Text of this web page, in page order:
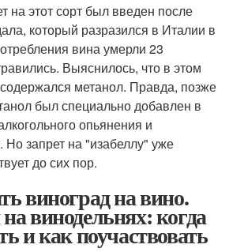
на этот сорт был введен после
который разразился в Италии в
вина умерли 23
Выяснилось, что в этом
метанол. Правда, позже
был специально добавлен в
опьянения и
запрет на "изабеллу" уже
до сих пор.
виноград на вино.
винодельнях: когда
и как поучаствовать